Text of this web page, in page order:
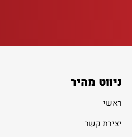
ניווט מהיר
ראשי
יצירת קשר